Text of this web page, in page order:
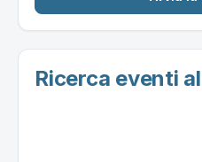
Ricerca eventi